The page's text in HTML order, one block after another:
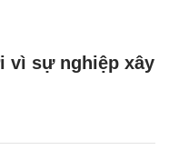
vì sự nghiệp xây